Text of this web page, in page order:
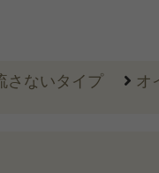
さないタイプ オ